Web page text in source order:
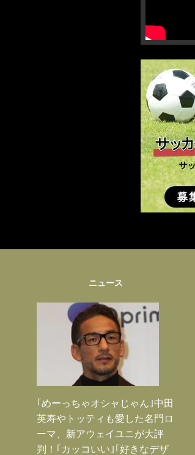
ニュース
｢めーっちゃオシャじゃん｣中田
英寿やトッティも愛した名門ロ
ーマ、新アウェイユニが大評
判！｢カッコいい｣｢好きなデザ